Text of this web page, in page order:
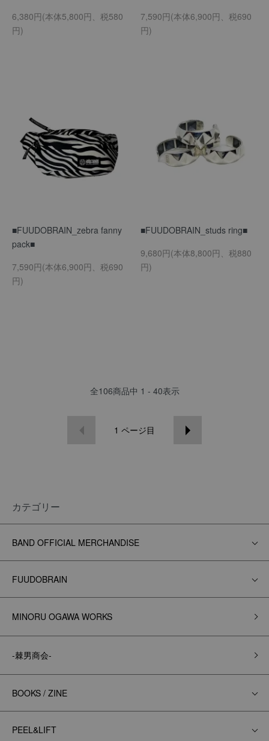
6,380円(本体5,800円、税580
円)
7,590円(本体6,900円、税690
円)
■FUUDOBRAIN_zebra fanny
pack■
7,590円(本体6,900円、税690
円)
■FUUDOBRAIN_studs ring■
9,680円(本体8,800円、税880
円)
全106商品中 1 - 40表示
1 ページ目
カテゴリー
BAND OFFICIAL MERCHANDISE
FUUDOBRAIN
MINORU OGAWA WORKS
-棘男商会-
BOOKS / ZINE
PEEL&LIFT